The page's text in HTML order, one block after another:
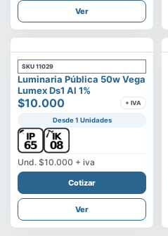
Ver
SKU 11029
Luminaria Pública 50w Vega
Lumex Ds1 Al 1%
$10.000 + IVA
Desde 1 Unidades
Und. $10.000 + iva
Cotizar
Ver